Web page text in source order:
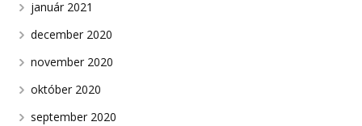
január 2021
december 2020
november 2020
október 2020
september 2020